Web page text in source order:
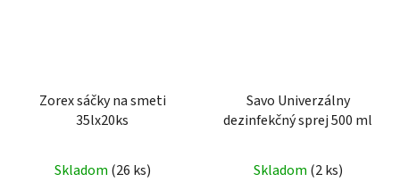
Zorex sáčky na smeti
35lx20ks
Skladom (26 ks)
Savo Univerzálny
dezinfekčný sprej 500 ml
Skladom (2 ks)